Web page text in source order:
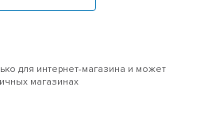
для интернет-магазина и может
магазинах